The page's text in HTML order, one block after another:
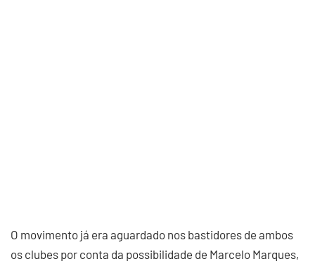
O movimento já era aguardado nos bastidores de ambos
os clubes por conta da possibilidade de Marcelo Marques,